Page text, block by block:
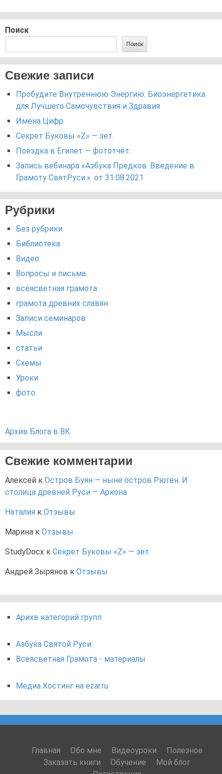
Поиск
Поиск
Свежие записи
Пробудите Внутреннюю Энергию: Биоэнергетика
для Лучшего Самочувствия и Здравия
Имёна Цифр
Секрет Буковы «Z» — зет.
Поездка в Египет — фототчёт.
Запись вебинара «Азбука Предков. Введение в
Грамоту СвятРуси.». от 31.08.2021
Рубрики
Без рубрики
Библиотека
Видео
Вопросы и письма.
всеясветная грамота
грамота древних славян
Записи семинаров
Мысли
статьи
Схемы
Уроки
фото
Архив Блога в ВК
Свежие комментарии
Алексей к Остров Буян — ныне остров Рюген. И
столица древней Руси — Аркона
Наталия к Отзывы
Марина к Отзывы
StudyDocx к Секрет Буковы «Z» — зет.
Андрей Зырянов к Отзывы
Арихв категорий групп
Азбука Святой Руси
Всеясветная Грамота - материалы
Медиа Хостинг на ezar.ru
Главная Обо мне Видеоуроки
Полезное
Заказать книги
Обучение
Мой блог